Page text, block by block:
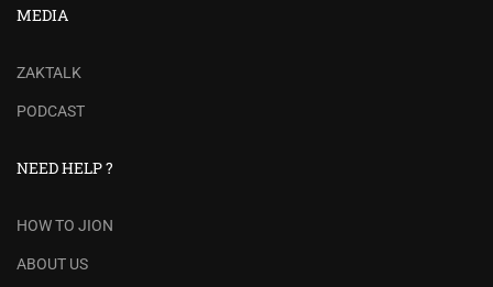
MEDIA
ZAKTALK
PODCAST
NEED HELP ?
HOW TO JION
ABOUT US